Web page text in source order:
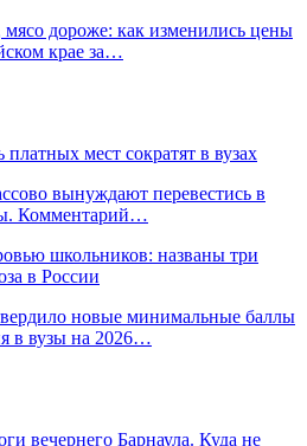
дороже: как изменились цены
крае за…
мест сократят в вузах
вынуждают перевестись в
Комментарий…
школьников: названы три
в России
новые минимальные баллы
в вузы на 2026…
вечернего Барнаула. Куда не